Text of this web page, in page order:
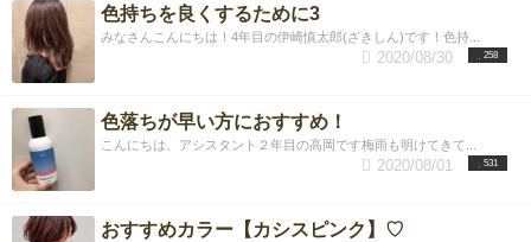
色持ちを良くするために3
みなさんこんにちは！4年目の伊崎慎太郎(ざきしん)です！色持...
258
2020/08/30
色落ちが早い方におすすめ！
こんにちは、アシスタント２年目の高岡です梅雨も明けてきて...
531
2020/08/01
おすすめカラー【カシスピンク】♡